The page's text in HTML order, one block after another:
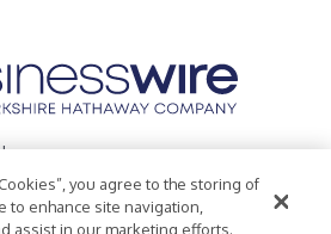
Policy
Accessibility Statement
you agree to the storing of
to enhance site navigation,
assist in our marketing efforts.